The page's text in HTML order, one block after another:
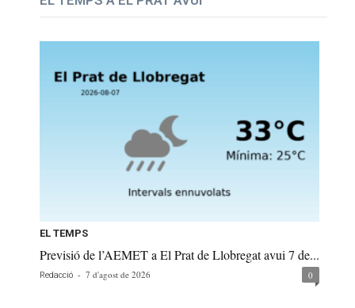
EL TEMPS
Previsió de l’AEMET a El Prat de Llobregat avui 7 de...
Redacció - 7 d'agost de 2026 0